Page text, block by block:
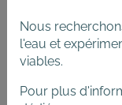
Les agriculteurs
innovent souvent
transformation et
améliore aussi la
Nous
l'eau et
viables.
Pour plus